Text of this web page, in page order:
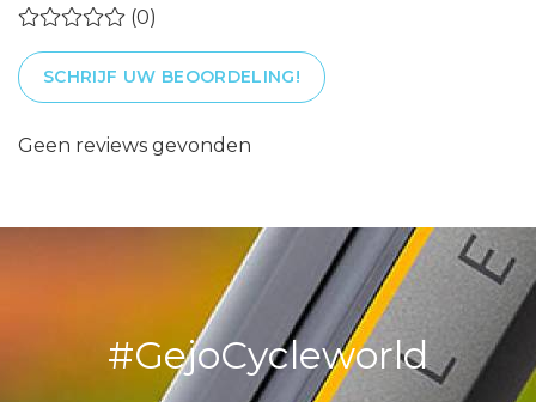
(0)
SCHRIJF UW BEOORDELING!
Geen reviews gevonden
#GejoCycleworld